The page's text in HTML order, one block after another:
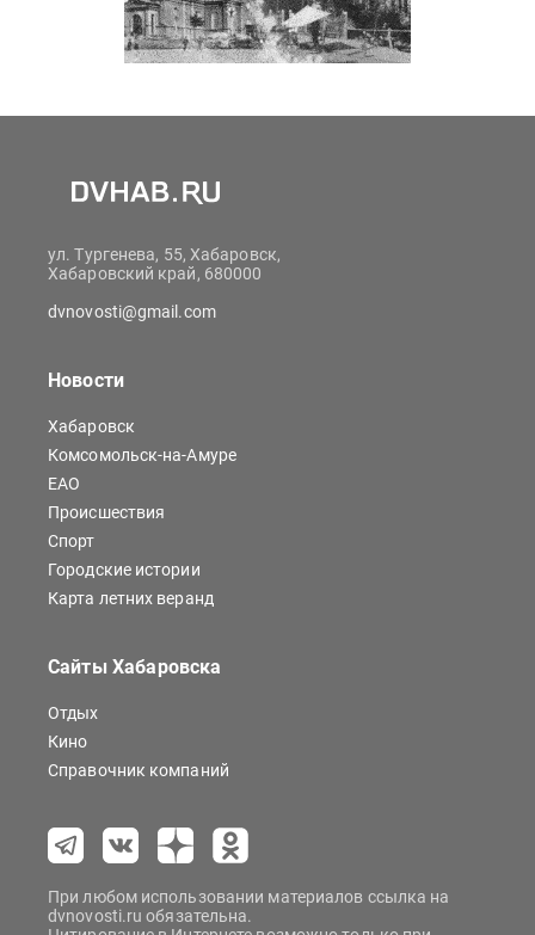
ул. Тургенева, 55, Хабаровск,
Хабаровский край, 680000
dvnovosti@gmail.com
Новости
Хабаровск
Комсомольск-на-Амуре
ЕАО
Происшествия
Спорт
Городские истории
Карта летних веранд
Сайты Хабаровска
Отдых
Кино
Справочник компаний
При любом использовании материалов ссылка на
dvnovosti.ru обязательна.